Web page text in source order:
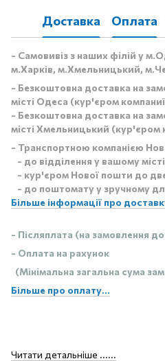
Доставка Оплата
- Самовивіз з наших філій у
м.Харків, м.Хмельницький,
- Безкоштовна доставка на
місті Одеса (кур'єром
- Безкоштовна доставка на
місті Хмельницький (кур'єром
- Транспортною компанією
- до відділення у вашому місті
- кур'єром Нової пошти до
- до поштомату у зручному
Більше інформації про
- Післяплата (на замовлення
- Оплата на рахунок
(Мінімальна загальна сума
Більше про оплату...
Читати детальніше ......